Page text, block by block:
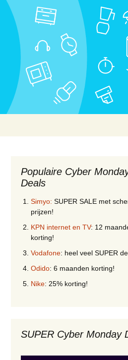
Populaire Cyber
Deals
Simyo: SUPER SALE met
prijzen!
KPN internet en TV: 12
korting!
Vodafone: heel veel SUPER
Odido: 6 maanden korting!
Nike: 25% korting!
SUPER Cyber Monday